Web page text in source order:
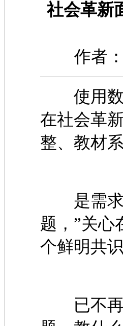
社会革新
作者
使用数
在社会革
整、教材
是需求
题，”关心
个鲜明共
已不再